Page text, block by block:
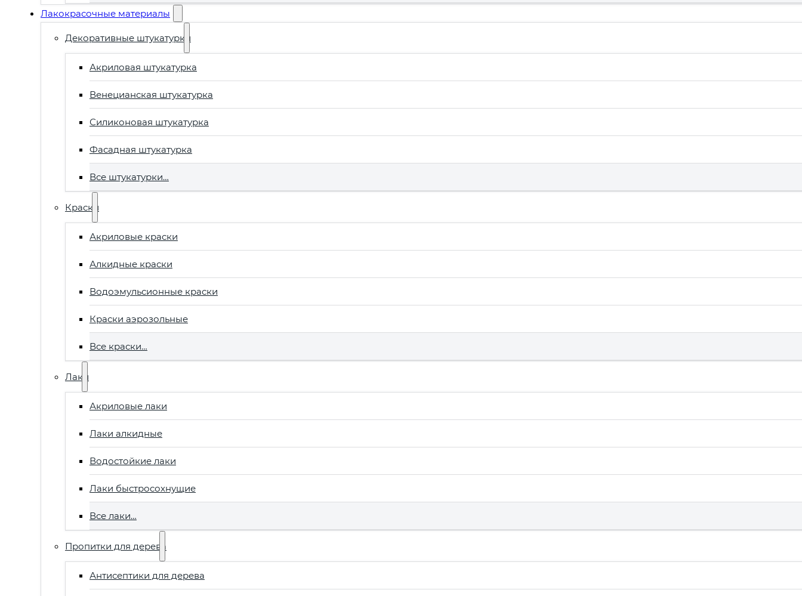
Лакокрасочные материалы
Декоративные штукатурки
Акриловая штукатурка
Венецианская штукатурка
Силиконовая штукатурка
Фасадная штукатурка
Все штукатурки…
Краски
Акриловые краски
Алкидные краски
Водоэмульсионные краски
Краски аэрозольные
Все краски…
Лаки
Акриловые лаки
Лаки алкидные
Водостойкие лаки
Лаки быстросохнущие
Все лаки…
Пропитки для дерева
Антисептики для дерева